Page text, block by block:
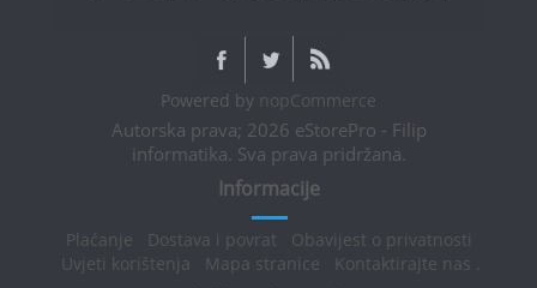
Powered by nopCommerce
Autorska prava; 2026 eStorePro - Filip
informatika. Sva prava pridržana.
Informacije
Plaćanje Dostava i povrat
Obavijest o privatnosti
Uvjeti korištenja
Mapa stranice Kontaktirajte nas .